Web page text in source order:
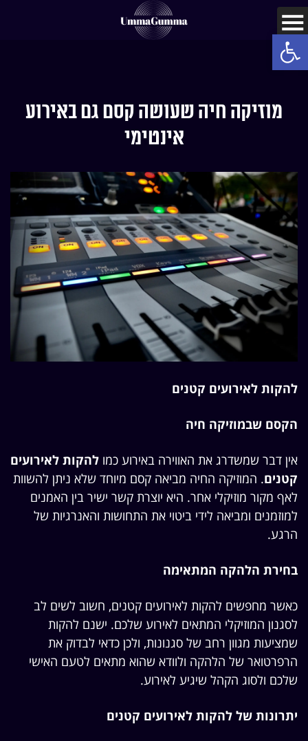
מוזיקה חיה שעושה קסם גם באירוע
אינטימי
להקות לאירועים קטנים
הקסם שבמוזיקה חיה
אין דבר שמשדרג את האווירה באירוע כמו להקות לאירועים
קטנים. המוזיקה החיה מביאה קסם מיוחד שלא ניתן להשוות
לאף מקור מוזיקלי אחר. היא יוצרת קשר ישיר בין האמנים
למוזמנים ומביאה לידי ביטוי את התחושות והאנרגיות של
הרגע.
בחירת הלהקה המתאימה
כאשר מחפשים להקות לאירועים קטנים, חשוב לשים לב
לסגנון המוזיקלי המתאים לאירוע שלכם. ישנם להקות
שמציעות מגוון רחב של סגנונות, ולכן כדאי לבדוק את
הרפרטואר של הלהקה ולוודא שהוא מתאים לטעם האישי
שלכם ולסוג הקהל שיגיע לאירוע.
יתרונות של להקות לאירועים קטנים
Open toolbar